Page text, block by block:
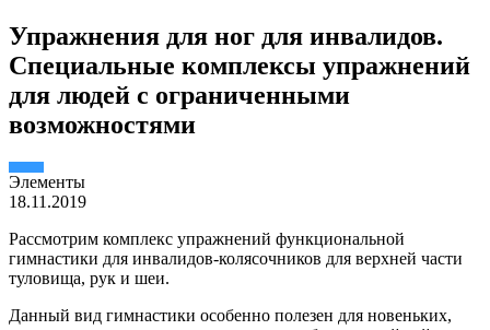
Упражнения для ног для инвалидов.
Специальные комплексы упражнений
для людей с ограниченными
возможностями
Элементы
18.11.2019
Рассмотрим комплекс упражнений функциональной
гимнастики для инвалидов-колясочников для верхней части
туловища, рук и шеи.
Данный вид гимнастики особенно полезен для новеньких,